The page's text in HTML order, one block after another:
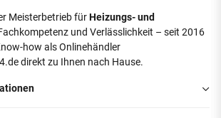
Meisterbetrieb fürHeizungs- und
und Verlässlichkeit – seit 2016
how als Onlinehändler
direkt zu Ihnen nach Hause.